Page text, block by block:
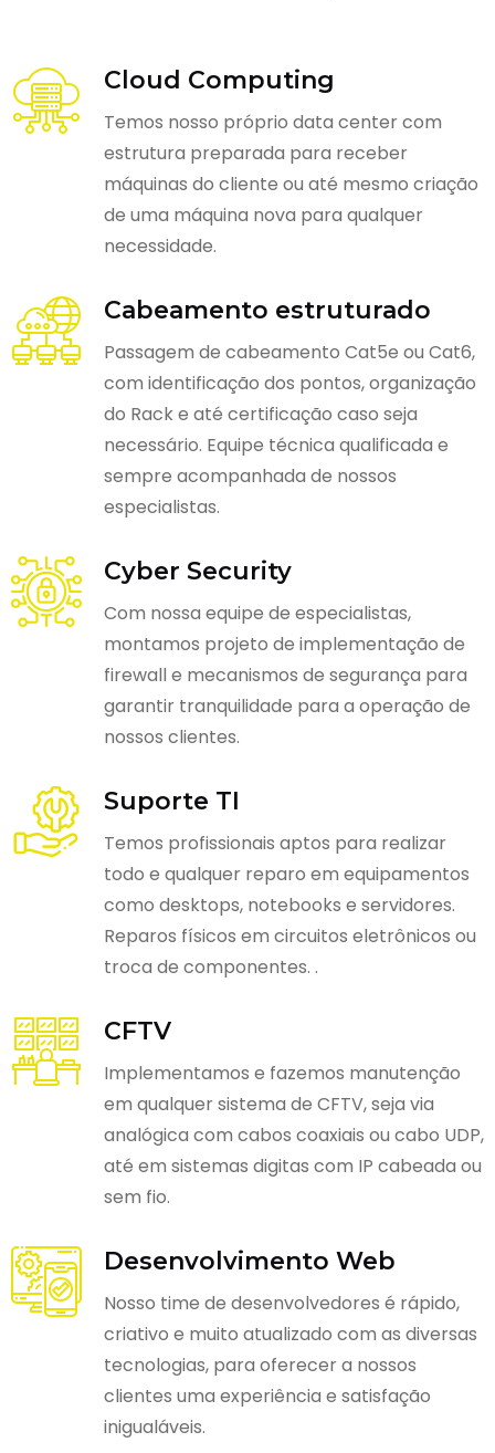
Cloud Computing
Temos nosso próprio data center com
estrutura preparada para receber
máquinas do cliente ou até mesmo criação
de uma máquina nova para qualquer
necessidade.
Cabeamento estruturado
Passagem de cabeamento Cat5e ou Cat6,
com identificação dos pontos, organização
do Rack e até certificação caso seja
necessário. Equipe técnica qualificada e
sempre acompanhada de nossos
especialistas.
Cyber Security
Com nossa equipe de especialistas,
montamos projeto de implementação de
firewall e mecanismos de segurança para
garantir tranquilidade para a operação de
nossos clientes.
Suporte TI
Temos profissionais aptos para realizar
todo e qualquer reparo em equipamentos
como desktops, notebooks e servidores.
Reparos físicos em circuitos eletrônicos ou
troca de componentes. .
CFTV
Implementamos e fazemos manutenção
em qualquer sistema de CFTV, seja via
analógica com cabos coaxiais ou cabo UDP,
até em sistemas digitas com IP cabeada ou
sem fio.
Desenvolvimento Web
Nosso time de desenvolvedores é rápido,
criativo e muito atualizado com as diversas
tecnologias, para oferecer a nossos
clientes uma experiência e satisfação
inigualáveis.